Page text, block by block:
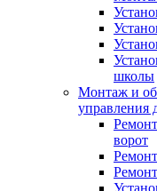
школы
Монтаж и
управления
ворот